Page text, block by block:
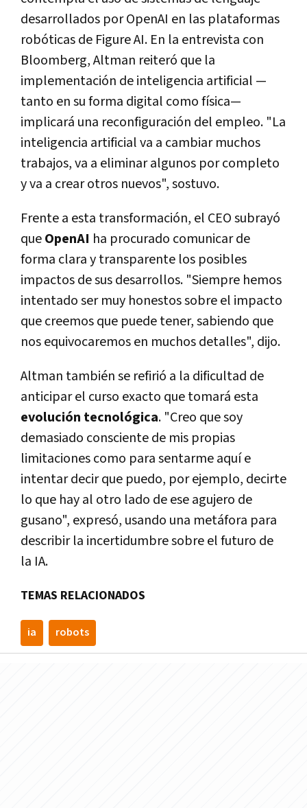
desarrollados por OpenAI en las plataformas
robóticas de Figure AI. En la entrevista con
Bloomberg, Altman reiteró que la
implementación de inteligencia artificial —
tanto en su forma digital como física—
implicará una reconfiguración del empleo. "La
inteligencia artificial va a cambiar muchos
trabajos, va a eliminar algunos por completo
y va a crear otros nuevos", sostuvo.
Frente a esta transformación, el CEO subrayó
queOpenAI ha procurado comunicar de
forma clara y transparente los posibles
impactos de sus desarrollos. "Siempre hemos
intentado ser muy honestos sobre el impacto
que creemos que puede tener, sabiendo que
nos equivocaremos en muchos detalles", dijo.
Altman también se refirió a la dificultad de
anticipar el curso exacto que tomará esta
evolución tecnológica. "Creo que soy
demasiado consciente de mis propias
limitaciones como para sentarme aquí e
intentar decir que puedo, por ejemplo, decirte
lo que hay al otro lado de ese agujero de
gusano", expresó, usando una metáfora para
describir la incertidumbre sobre el futuro de
la IA.
TEMAS RELACIONADOS
ia robots